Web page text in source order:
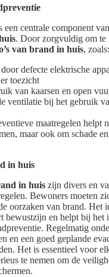
een centrale component van
. Door zorgvuldig om te
van brand in huis, zoals:
defecte elektrische
toezicht
van kaarsen en open
ventilatie bij het gebruik
maatregelen helpt
maar ook om schade
in huis
in huis zijn divers en
Bewoners moeten
oorzaken van brand. Het
bewustzijn en helpt bij het
Regelmatig
en een goed geplande
Het is essentieel voor
te nemen om de